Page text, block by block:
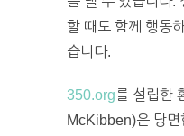
할 때도 함께 행동
습니다.
350.org를 설립한
McKibben)은 당면